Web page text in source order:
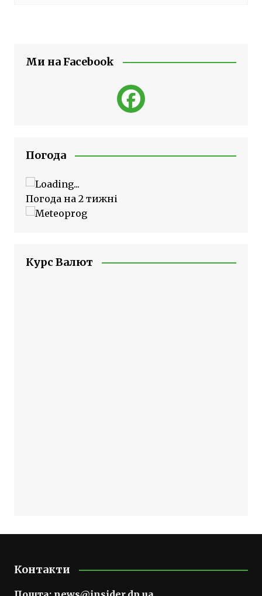
Ми на Facebook
Погода
Погода на 2 тижні
Курс Валют
Контакти